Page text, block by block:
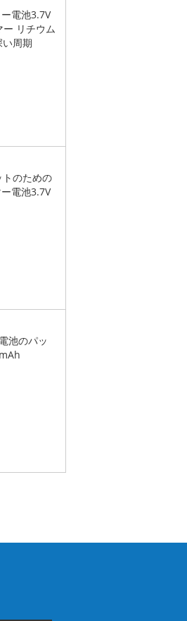
電池3.7V
リチウム
周期
のための
電池3.7V
池のパッ